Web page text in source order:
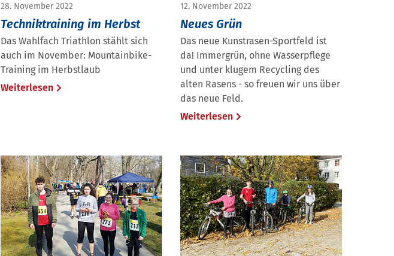
28. November 2022
Techniktraining im Herbst
Das Wahlfach Triathlon stählt sich
auch im November: Mountainbike-
Training im Herbstlaub
Weiterlesen
12. November 2022
Neues Grün
Das neue Kunstrasen-Sportfeld ist
da! Immergrün, ohne Wasserpflege
und unter klugem Recycling des
alten Rasens - so freuen wir uns über
das neue Feld.
Weiterlesen